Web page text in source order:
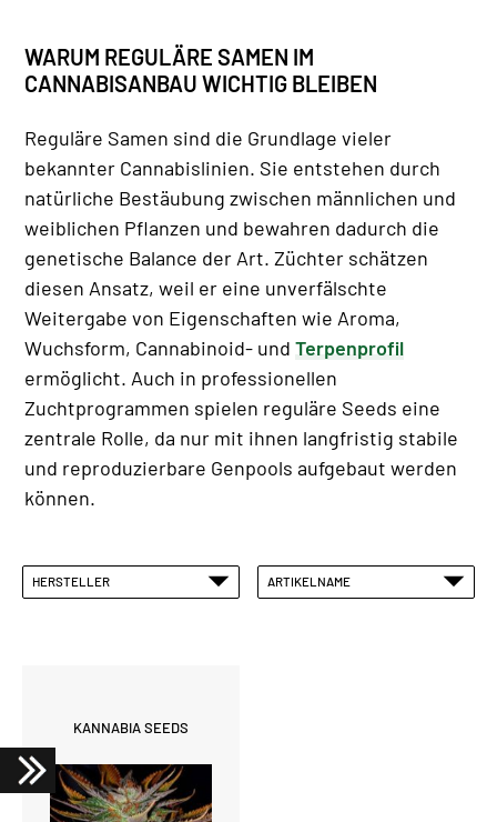
WARUM REGULÄRE SAMEN IM
CANNABISANBAU WICHTIG BLEIBEN
Reguläre Samen sind die Grundlage vieler
bekannter Cannabislinien. Sie entstehen durch
natürliche Bestäubung zwischen männlichen und
weiblichen Pflanzen und bewahren dadurch die
genetische Balance der Art. Züchter schätzen
diesen Ansatz, weil er eine unverfälschte
Weitergabe von Eigenschaften wie Aroma,
Wuchsform, Cannabinoid- und Terpenprofil
ermöglicht. Auch in professionellen
Zuchtprogrammen spielen reguläre Seeds eine
zentrale Rolle, da nur mit ihnen langfristig stabile
und reproduzierbare Genpools aufgebaut werden
können.
HERSTELLER ARTIKELNAME
KANNABIA SEEDS